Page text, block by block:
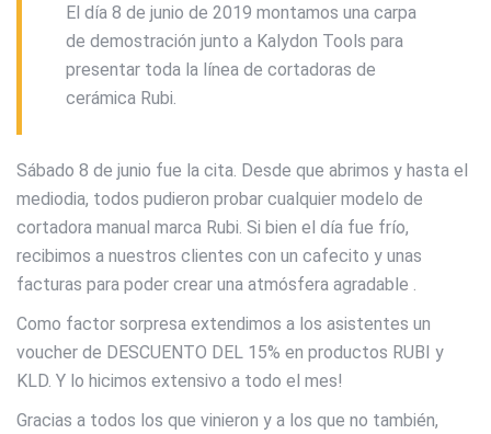
El día 8 de junio de 2019 montamos una carpa
de demostración junto a Kalydon Tools para
presentar toda la línea de cortadoras de
cerámica Rubi.
Sábado 8 de junio fue la cita. Desde que abrimos y hasta el
mediodia, todos pudieron probar cualquier modelo de
cortadora manual marca Rubi. Si bien el día fue frío,
recibimos a nuestros clientes con un cafecito y unas
facturas para poder crear una atmósfera agradable .
Como factor sorpresa extendimos a los asistentes un
voucher de DESCUENTO DEL 15% en productos RUBI y
KLD. Y lo hicimos extensivo a todo el mes!
Gracias a todos los que vinieron y a los que no también,